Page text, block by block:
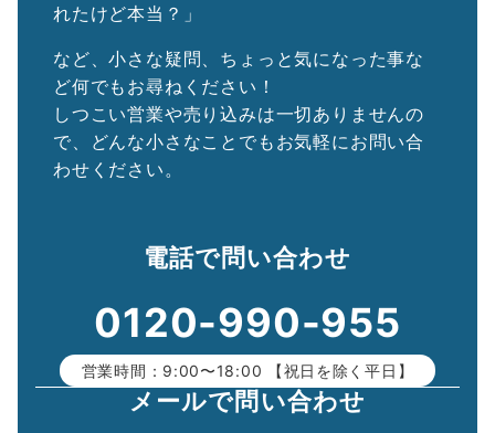
れたけど本当？」
など、小さな疑問、ちょっと気になった事な
ど何でもお尋ねください！
しつこい営業や売り込みは一切ありませんの
で、どんな小さなことでもお気軽にお問い合
わせください。
電話で問い合わせ
0120-990-955
営業時間：9:00〜18:00 【祝日を除く平日】
メールで問い合わせ